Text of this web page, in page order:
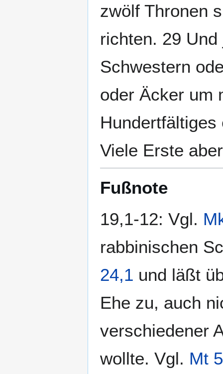
zwölf Thronen
richten. 29
Schwestern
oder Äcker um
Hundertfältiges
Viele Erste
Fußnote
19,1-12: Vgl.
rabbinischen
24,1 und läßt
Ehe zu, auch
verschiedener
wollte. Vgl. Mt